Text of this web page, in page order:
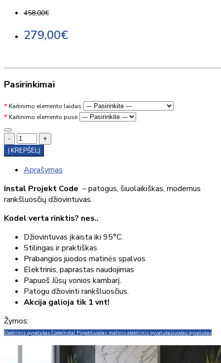
458,00€
279,00€
Pasirinkimai
Kaitinimo elemento laidas
Kaitinimo elemento pusė
-
+
Į KREPŠELĮ
Aprašymas
Instal Projekt Code – patogus, šiuolaikiškas, modernus
rankšluosčių džiovintuvas.
Kodel verta rinktis? nes..
Džiovintuvas įkaista iki 95°C.
Stilingas ir praktiškas
Prabangios juodos matinės spalvos
Elektrinis, paprastas naudojimas
Papuoš Jūsų vonios kambarį.
Patogu džiovinti rankšluosčius.
Akcija galioja tik 1 vnt!
Žymos:
Elektrinis gyvatukas CodeInstal Projektjuodas matinis elektrinis gyvatukasjuodas gyvatukas